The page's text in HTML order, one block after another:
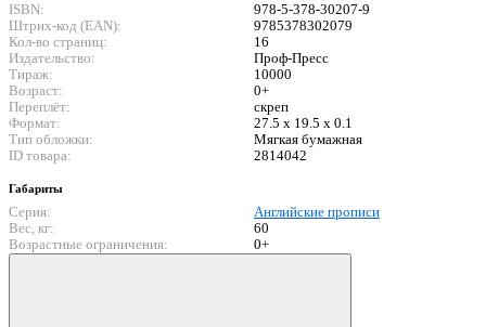
ISBN:
978-5-378-30207-9
Штрих-код (EAN):
9785378302079
Кол-во страниц:
16
Издательство:
Проф-Пресс
Тираж:
10000
Возраст:
0+
Переплёт:
скреп
Формат:
27.5 x 19.5 x 0.1
Тип обложки:
Мягкая бумажная
ID товара:
2814042
Габариты
Серия:
Английские прописи
Вес, кг:
60
Возрастные ограничения:
0+